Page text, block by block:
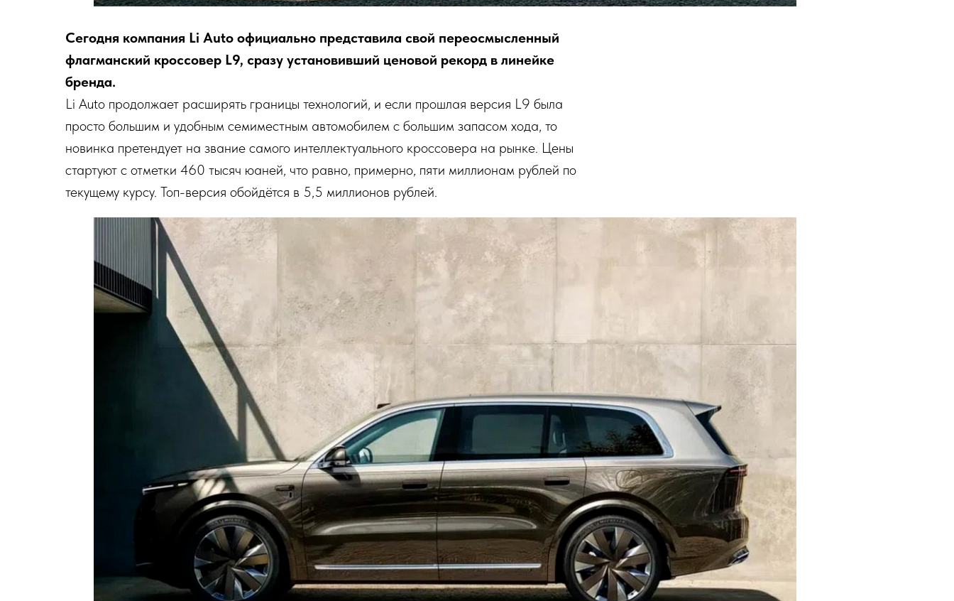
Сегодня компания Li Auto официально представила свой переосмысленный
флагманский кроссовер L9, сразу установивший ценовой рекорд в линейке
бренда.
Li Auto продолжает расширять границы технологий, и если прошлая версия L9 была
просто большим и удобным семиместным автомобилем с большим запасом хода, то
новинка претендует на звание самого интеллектуального кроссовера на рынке. Цены
стартуют с отметки 460 тысяч юаней, что равно, примерно, пяти миллионам рублей по
текущему курсу. Топ-версия обойдётся в 5,5 миллионов рублей.